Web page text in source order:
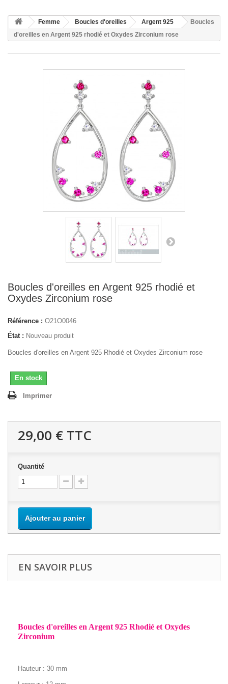
Femme Boucles d'oreilles Argent 925
Boucles
d'oreilles en Argent 925 rhodié et Oxydes Zirconium rose
Boucles d'oreilles en Argent 925 rhodié et
Oxydes Zirconium rose
Référence : O21O0046
État : Nouveau produit
Boucles d'oreilles en Argent 925 Rhodié et Oxydes Zirconium rose
En stock
Imprimer
29,00 € TTC
Quantité
Ajouter au panier
EN SAVOIR PLUS
Boucles d'oreilles en Argent 925 Rhodié et Oxydes
Zirconium
Hauteur : 30 mm